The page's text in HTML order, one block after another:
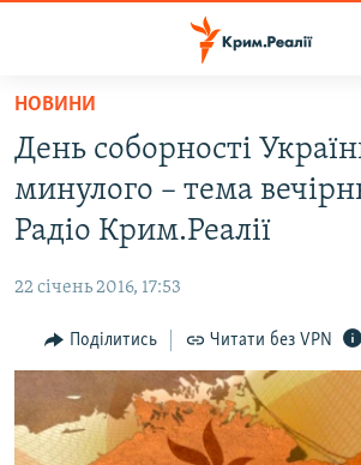
Перейти
основного
матеріалу
Перейти
до
основної
Перейти
до
пошуку
ВОДА.КРИМ
ВІДЕО ТА ФОТО
БЛОГИ
ПОГЛЯД
ВСЕ ЗА ДЕНЬ
НОВИНИ
День соборності
минулого – тема
Радіо Крим.Реалії
22 січень 2016, 17:53
Поділитись Читати без VPN